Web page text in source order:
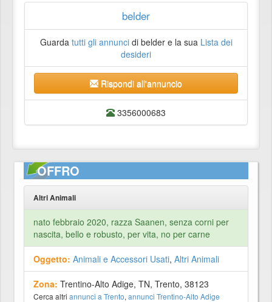
belder
Guarda tutti gli annuncidi belder e la sua Lista dei
desideri
Rispondi all'annuncio
3356000683
OFFRO
Altri Animali
nato febbraio 2020, razza Saanen, senza corni per
nascita, bello e robusto, per vita, no per carne
Oggetto: Animali e Accessori Usati, Altri Animali
Zona: Trentino-Alto Adige, TN, Trento, 38123
Cerca altri annunci a Trento, annunci Trentino-Alto Adige